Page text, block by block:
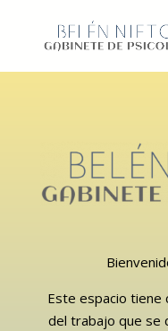
Este espacio tiene
del trabajo que se